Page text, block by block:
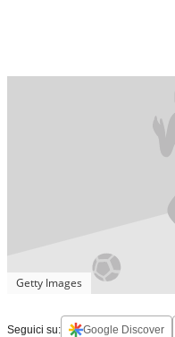
Getty Images
Seguici su: Google Discover